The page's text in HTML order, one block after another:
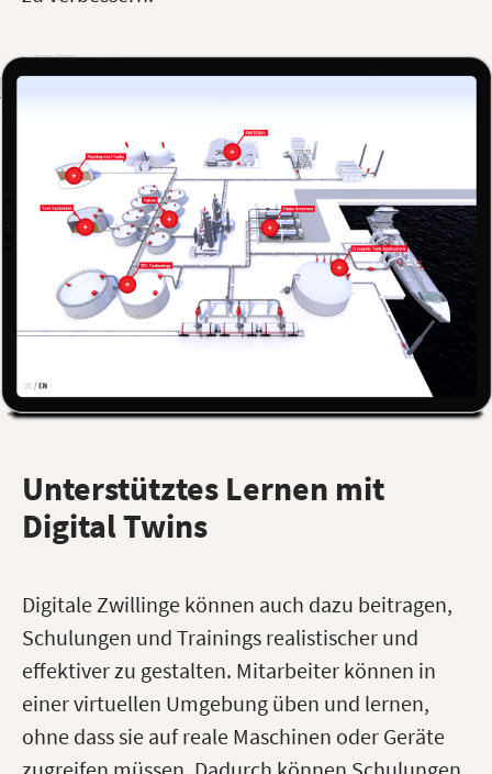
Unterstütztes Lernen mit
Digital Twins
Digitale Zwillinge können auch dazu beitragen,
Schulungen und Trainings realistischer und
effektiver zu gestalten. Mitarbeiter können in
einer virtuellen Umgebung üben und lernen,
ohne dass sie auf reale Maschinen oder Geräte